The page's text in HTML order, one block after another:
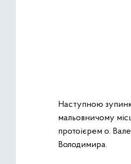
Наступною
мальовничому
протоієрем о.
Володимира.